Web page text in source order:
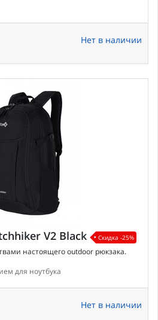
Нет в наличии
V2 Black Скидка -25%
настоящего outdoor рюкзака.
для ноутбука
Нет в наличии